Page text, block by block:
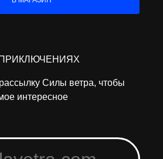
Силы ветра, чтобы
интересное